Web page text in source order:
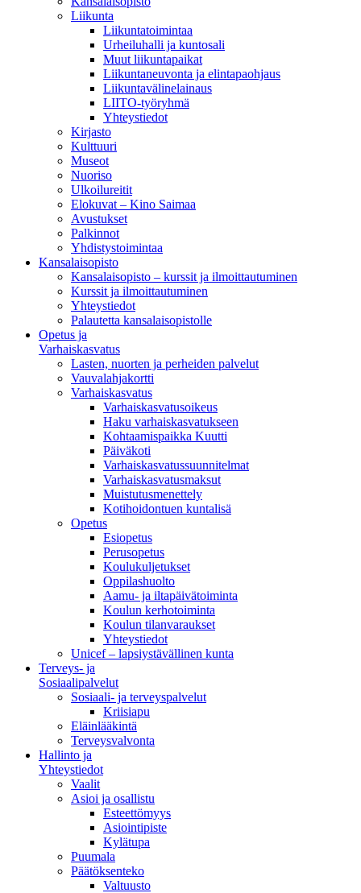
Liikunta
Liikuntatoimintaa
Urheiluhalli ja kuntosali
Muut liikuntapaikat
Liikuntaneuvonta ja elintapaohjaus
Liikuntavälinelainaus
LIITO-työryhmä
Yhteystiedot
Kirjasto
Kulttuuri
Museot
Nuoriso
Ulkoilureitit
Elokuvat – Kino Saimaa
Avustukset
Palkinnot
Yhdistystoimintaa
Kansalaisopisto
Kansalaisopisto – kurssit ja ilmoittautuminen
Kurssit ja ilmoittautuminen
Yhteystiedot
Palautetta kansalaisopistolle
Opetus ja
Varhaiskasvatus
Lasten, nuorten ja perheiden palvelut
Vauvalahjakortti
Varhaiskasvatus
Varhaiskasvatusoikeus
Haku varhaiskasvatukseen
Kohtaamispaikka Kuutti
Päiväkoti
Varhaiskasvatussuunnitelmat
Varhaiskasvatusmaksut
Muistutusmenettely
Kotihoidontuen kuntalisä
Opetus
Esiopetus
Perusopetus
Koulukuljetukset
Oppilashuolto
Aamu- ja iltapäivätoiminta
Koulun kerhotoiminta
Koulun tilanvaraukset
Yhteystiedot
Unicef – lapsiystävällinen kunta
Terveys- ja
Sosiaalipalvelut
Sosiaali- ja terveyspalvelut
Kriisiapu
Eläinlääkintä
Terveysvalvonta
Hallinto ja
Yhteystiedot
Vaalit
Asioi ja osallistu
Esteettömyys
Asiointipiste
Kylätupa
Puumala
Päätöksenteko
Valtuusto